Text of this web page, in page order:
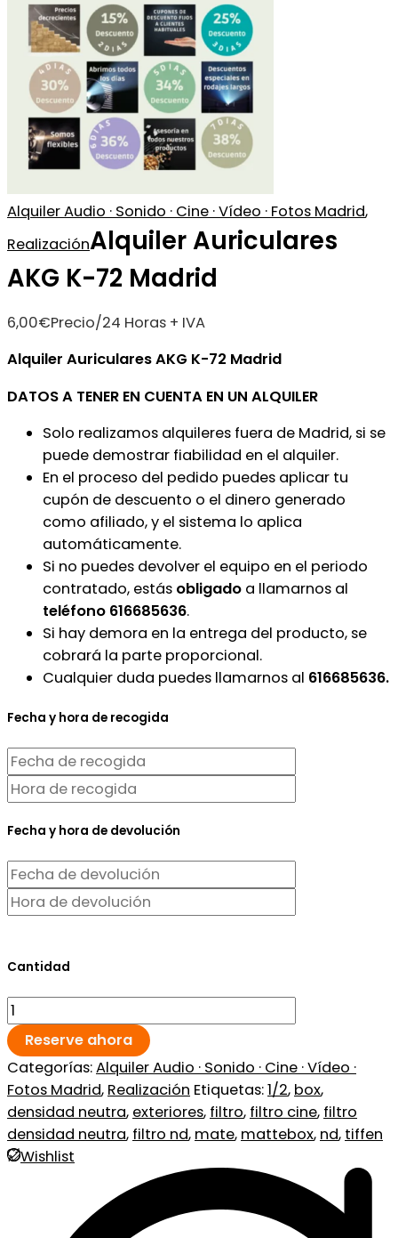
Alquiler Audio · Sonido · Cine · Vídeo · Fotos Madrid,
RealizaciónAlquiler Auriculares
AKG K-72 Madrid
6,00€Precio/24 Horas + IVA
Alquiler Auriculares AKG K-72 Madrid
DATOS A TENER EN CUENTA EN UN ALQUILER
Solo realizamos alquileres fuera de Madrid, si se
puede demostrar fiabilidad en el alquiler.
En el proceso del pedido puedes aplicar tu
cupón de descuento o el dinero generado
como afiliado, y el sistema lo aplica
automáticamente.
Si no puedes devolver el equipo en el periodo
contratado, estás obligado a llamarnos al
teléfono 616685636.
Si hay demora en la entrega del producto, se
cobrará la parte proporcional.
Cualquier duda puedes llamarnos al 616685636.
Fecha y hora de recogida
Fecha y hora de devolución
Cantidad
Reserve ahora
Categorías:Alquiler Audio · Sonido · Cine · Vídeo ·
Fotos Madrid, Realización Etiquetas:1/2, box,
densidad neutra, exteriores, filtro, filtro cine, filtro
densidad neutra, filtro nd, mate, mattebox, nd, tiffen
Wishlist